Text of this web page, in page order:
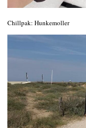
Chillpak: Hunkemoller